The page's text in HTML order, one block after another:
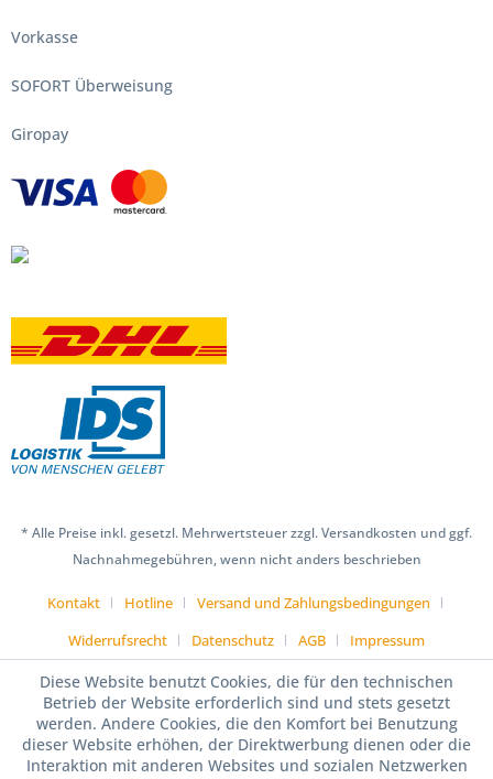
Vorkasse
SOFORT Überweisung
Giropay
* Alle Preise inkl. gesetzl. Mehrwertsteuer zzgl. Versandkosten und ggf.
Nachnahmegebühren, wenn nicht anders beschrieben
Kontakt Hotline
Versand und Zahlungsbedingungen
Widerrufsrecht
Datenschutz AGB Impressum
Diese Website benutzt Cookies, die für den technischen
Betrieb der Website erforderlich sind und stets gesetzt
werden. Andere Cookies, die den Komfort bei Benutzung
dieser Website erhöhen, der Direktwerbung dienen oder die
Interaktion mit anderen Websites und sozialen Netzwerken